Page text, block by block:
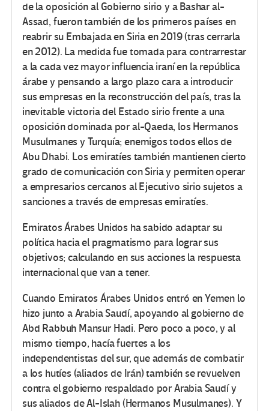
de la oposición al Gobierno sirio y a Bashar al-
Assad, fueron también de los primeros países en
reabrir su Embajada en Siria en 2019 (tras cerrarla
en 2012). La medida fue tomada para contrarrestar
a la cada vez mayor influencia iraní en la república
árabe y pensando a largo plazo cara a introducir
sus empresas en la reconstrucción del país, tras la
inevitable victoria del Estado sirio frente a una
oposición dominada por al-Qaeda, los Hermanos
Musulmanes y Turquía; enemigos todos ellos de
Abu Dhabi. Los emiratíes también mantienen cierto
grado de comunicación con Siria y permiten operar
a empresarios cercanos al Ejecutivo sirio sujetos a
sanciones a través de empresas emiratíes.
Emiratos Árabes Unidos ha sabido adaptar su
política hacia el pragmatismo para lograr sus
objetivos; calculando en sus acciones la respuesta
internacional que van a tener.
Cuando Emiratos Árabes Unidos entró en Yemen lo
hizo junto a Arabia Saudí, apoyando al gobierno de
Abd Rabbuh Mansur Hadi. Pero poco a poco, y al
mismo tiempo, hacía fuertes a los
independentistas del sur, que además de combatir
a los hutíes (aliados de Irán) también se revuelven
contra el gobierno respaldado por Arabia Saudí y
sus aliados de Al-Islah (Hermanos Musulmanes). Y